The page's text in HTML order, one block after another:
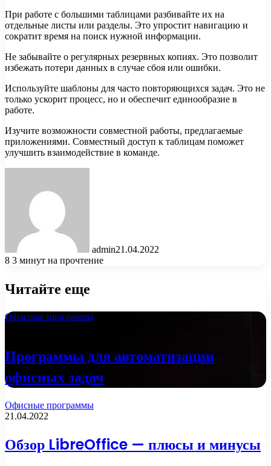
При работе с большими таблицами разбивайте их на
отдельные листы или разделы. Это упростит навигацию и
сократит время на поиск нужной информации.
Не забывайте о регулярных резервных копиях. Это позволит
избежать потери данных в случае сбоя или ошибки.
Используйте шаблоны для часто повторяющихся задач. Это не
только ускорит процесс, но и обеспечит единообразие в
работе.
Изучите возможности совместной работы, предлагаемые
приложениями. Совместный доступ к таблицам поможет
улучшить взаимодействие в команде.
admin21.04.2022
8 3 минут на прочтение
Читайте еще
Офисные программы
Программы для автоматизации
офисных задач
Офисные программы
21.04.2022
Обзор LibreOffice — плюсы и минусы